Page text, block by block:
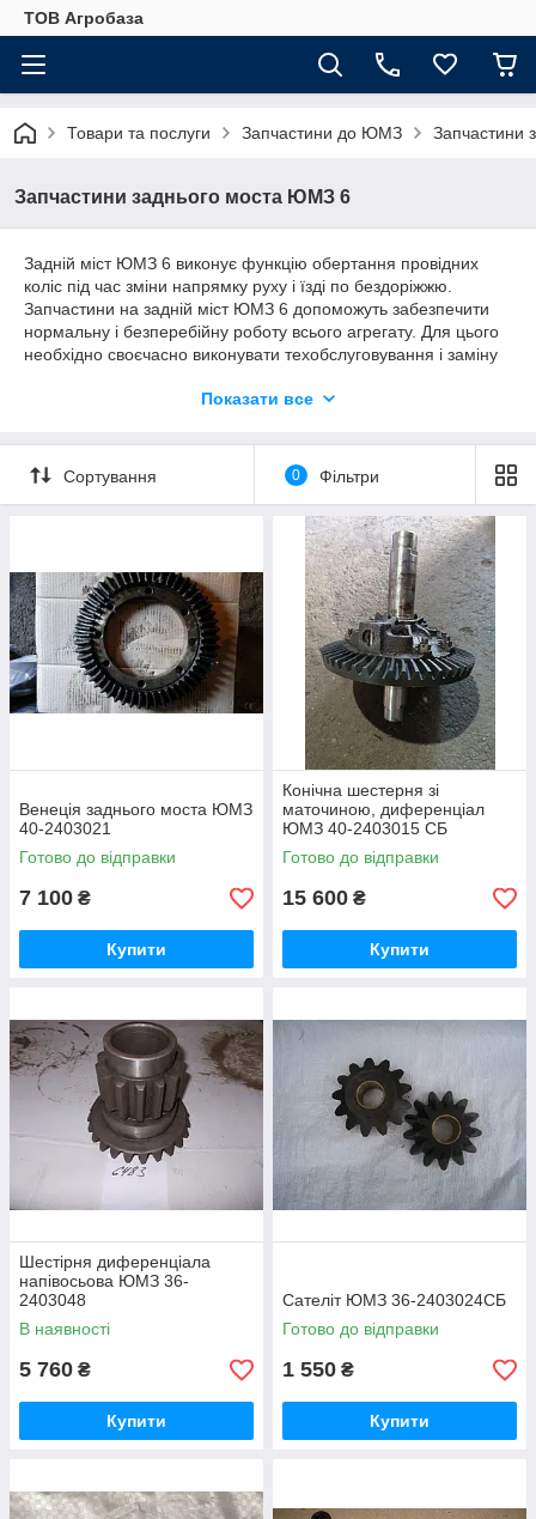
ТОВ Агробаза
Товари та послуги Запчастини до ЮМЗ Запчастини
Запчастини заднього моста ЮМЗ 6
Задній міст ЮМЗ 6 виконує функцію обертання провідних
коліс під час зміни напрямку руху і їзді по бездоріжжю.
Запчастини на задній міст ЮМЗ 6 допоможуть забезпечити
нормальну і безперебійну роботу всього агрегату. Для цього
необхідно своєчасно виконувати техобслуговування і заміну
Главным элементом этого узла сельхозтехники является
происходит соединение двух полуосей в единую осевую
систему. От частоты вращения шестеренки напрямую
зависит скорость движения специализированного
Показати все
Сортування 0 Фільтри
Венеція заднього моста ЮМЗ
40-2403021
Готово до відправки
7 100 ₴
Купити
Конічна шестерня зі
маточиною, диференціал
ЮМЗ 40-2403015 СБ
Готово до відправки
15 600 ₴
Купити
Шестірня диференціала
напівосьова ЮМЗ 36-
2403048
В наявності
5 760 ₴
Купити
Сателіт ЮМЗ 36-2403024СБ
Готово до відправки
1 550 ₴
Купити